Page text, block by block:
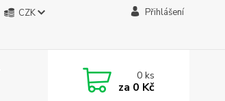
CZK Přihlášení
0ks
za 0 Kč